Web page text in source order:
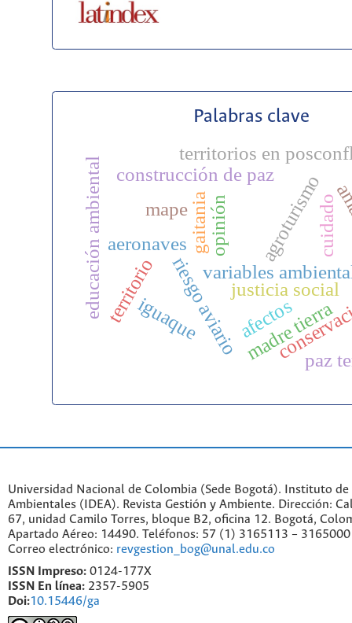
Palabras clave
variables
riesgo aviario
aeronavesgaitania agroturismo
construcción de paz
territorios en
educación ambiental territorio justicia social
cuidado
afectos
iguaque
opinión
madre tierra
mape
paz
Universidad Nacional de Colombia (Sede Bogotá). Instituto de
Ambientales (IDEA). Revista Gestión y Ambiente. Dirección:
67, unidad Camilo Torres, bloque B2, oficina 12. Bogotá,
Apartado Aéreo: 14490. Teléfonos: 57 (1) 3165113 –
Correo electrónico: revgestion_bog@unal.edu.co
ISSN Impreso: 0124-177X
ISSN En línea: 2357-5905
Doi:10.15446/ga